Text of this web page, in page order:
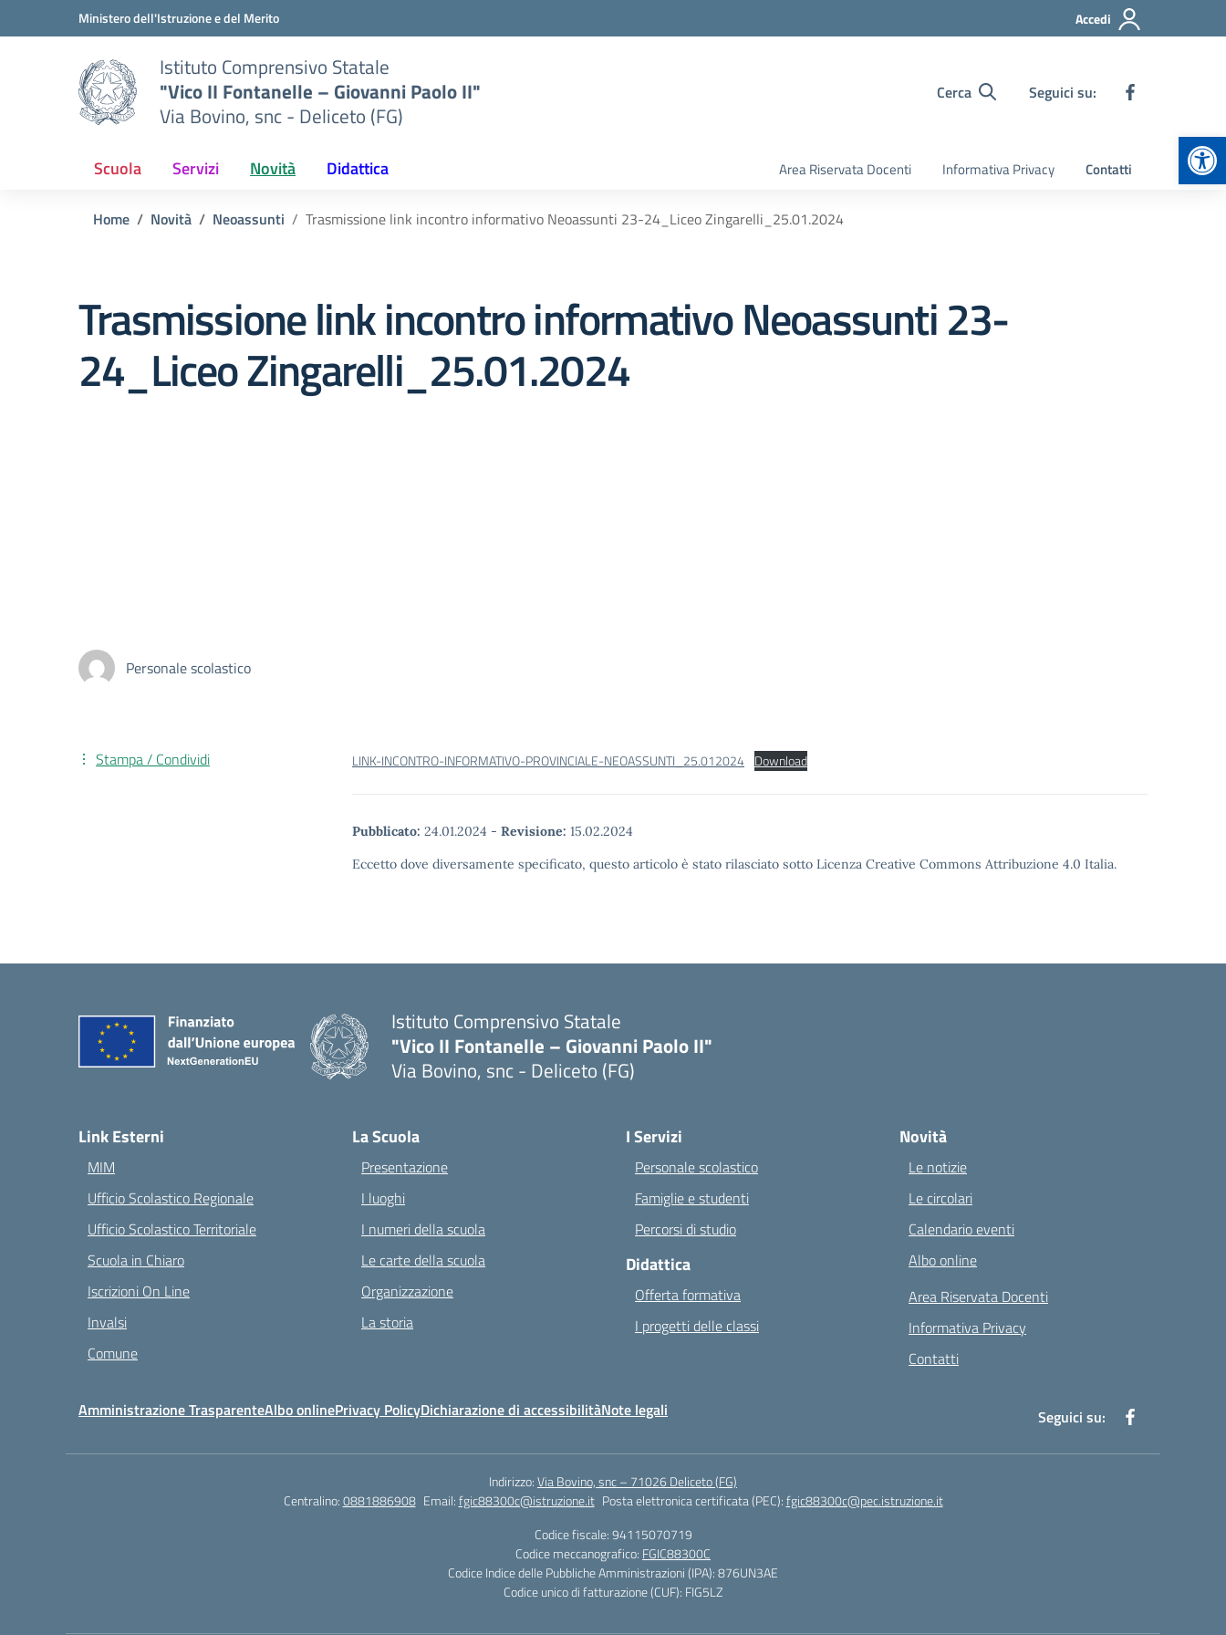
Vai ai contenuti
Vai al menu di navigazioneMinistero dell'Istruzione e del Merito Accedi
Istituto Comprensivo Statale
"Vico II Fontanelle – Giovanni Paolo II"
Via Bovino, snc - Deliceto (FG)
Cerca Seguici su:
Scuola Servizi Novità Didattica Area Riservata Docenti Informativa Privacy Contatti
Home Novità Neoassunti Trasmissione link incontro informativo Neoassunti 23-24_Liceo Zingarelli_25.01.2024
Trasmissione link incontro informativo Neoassunti 23-
24_Liceo Zingarelli_25.01.2024
Personale scolastico
LINK-INCONTRO-INFORMATIVO-PROVINCIALE-NEOASSUNTI_25.012024 Download
Pubblicato: 24.01.2024 - Revisione: 15.02.2024
Eccetto dove diversamente specificato, questo articolo è stato rilasciato sotto Licenza Creative Commons Attribuzione 4.0 Italia.
Stampa / Condividi
Istituto Comprensivo Statale
"Vico II Fontanelle – Giovanni Paolo II"
Via Bovino, snc - Deliceto (FG)
Link Esterni
MIM
Ufficio Scolastico Regionale
Ufficio Scolastico Territoriale
Scuola in Chiaro
Iscrizioni On Line
Invalsi
Comune
La Scuola
Presentazione
I luoghi
I numeri della scuola
Le carte della scuola
Organizzazione
La storia
I Servizi
Personale scolastico
Famiglie e studenti
Percorsi di studio
Didattica
Offerta formativa
I progetti delle classi
Novità
Le notizie
Le circolari
Calendario eventi
Albo online
Area Riservata Docenti
Informativa Privacy
Contatti
Amministrazione TrasparenteAlbo onlinePrivacy PolicyDichiarazione di accessibilitàNote legali Seguici su:
Indirizzo:Via Bovino, snc – 71026 Deliceto (FG)
Centralino:0881886908 Email:fgic88300c@istruzione.it Posta elettronica certificata (PEC):fgic88300c@pec.istruzione.it
Codice fiscale: 94115070719
Codice meccanografico: FGIC88300C
Codice Indice delle Pubbliche Amministrazioni (IPA): 876UN3AE
Codice unico di fatturazione (CUF): FIG5LZ